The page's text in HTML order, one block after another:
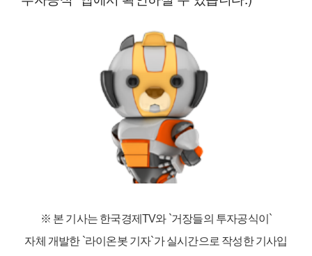
※ 본 기사는 한국경제TV와 `거장들의 투자공식이`
자체 개발한 `라이온봇 기자`가 실시간으로 작성한 기사입